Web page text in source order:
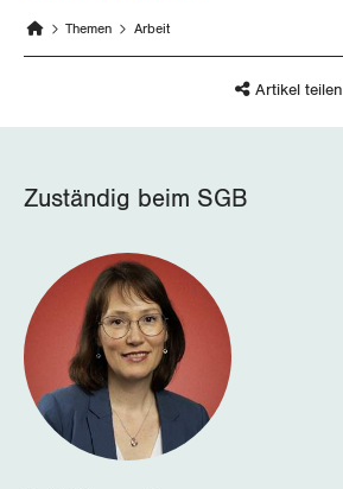
Themen Arbeit
Artikel teilen
Zuständig beim SGB